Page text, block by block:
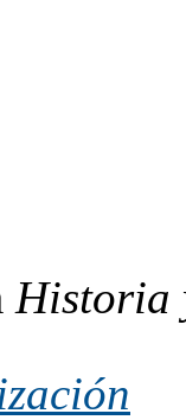
Historia